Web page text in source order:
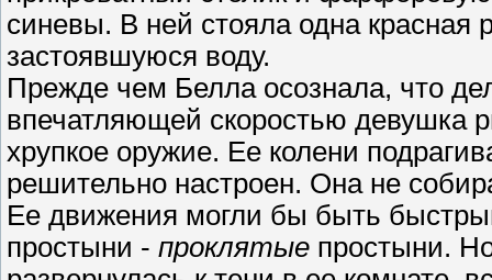
синевы. В ней стояла одна красная
застоявшуюся воду.
Прежде чем Белла осознала, что
впечатляющей скоростью девушка
хрупкое оружие. Ее колени
решительно настроен. Она не
Ее движения могли бы быть
простыни - проклятые простыни.